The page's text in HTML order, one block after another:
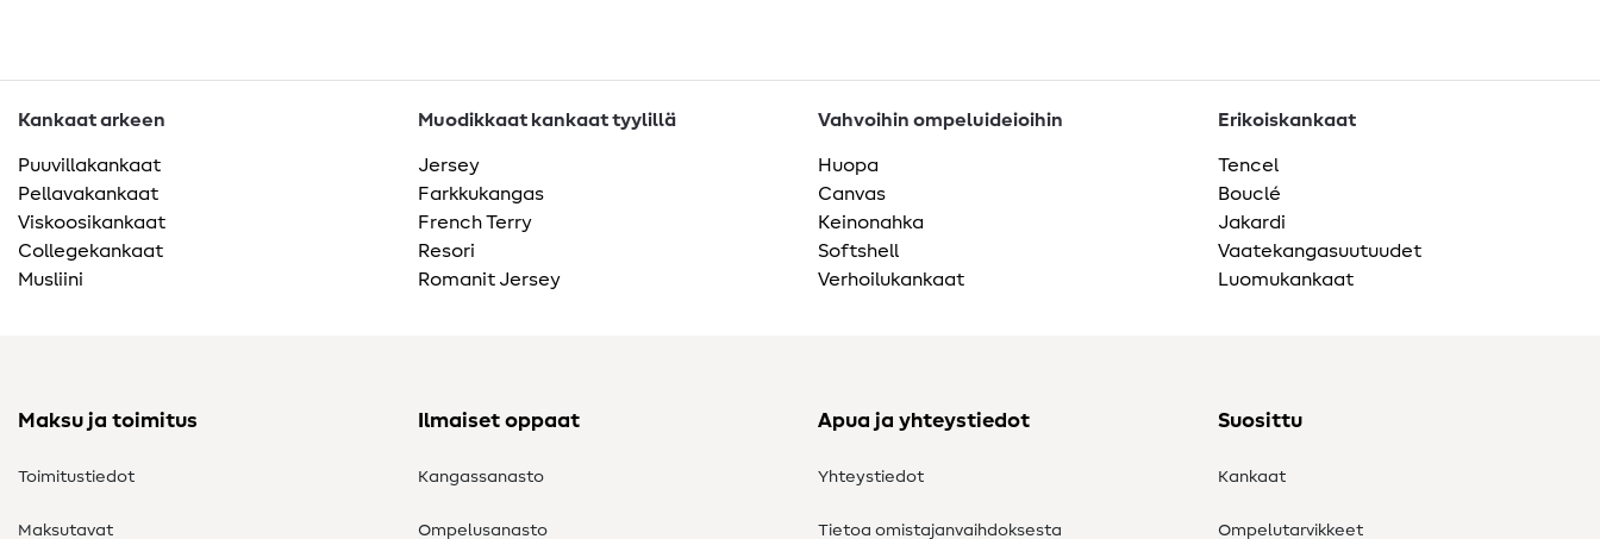
Kankaat arkeen
Puuvillakankaat
Pellavakankaat
Viskoosikankaat
Collegekankaat
Musliini
Muodikkaat kankaat tyylillä
Jersey
Farkkukangas
French Terry
Resori
Romanit Jersey
Vahvoihin ompeluideioihin
Huopa
Canvas
Keinonahka
Softshell
Verhoilukankaat
Erikoiskankaat
Tencel
Bouclé
Jakardi
Vaatekangasuutuudet
Luomukankaat
Maksu ja toimitus
Toimitustiedot
Maksutavat
Ilmaiset oppaat
Kangassanasto
Ompelusanasto
Apua ja yhteystiedot
Yhteystiedot
Tietoa omistajanvaihdoksesta
Suosittu
Kankaat
Ompelutarvikkeet